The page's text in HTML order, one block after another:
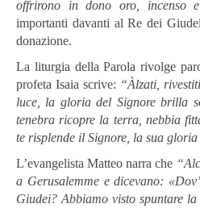
offrirono in dono oro, incenso
importanti davanti al Re dei
donazione.
La liturgia della Parola rivolge
profeta Isaia scrive: “Àlzati,
luce, la gloria del Signore brilla
tenebra ricopre la terra, nebbia
te risplende il Signore, la sua
L’evangelista Matteo narra che
a Gerusalemme e dicevano:
Giudei? Abbiamo visto spuntare